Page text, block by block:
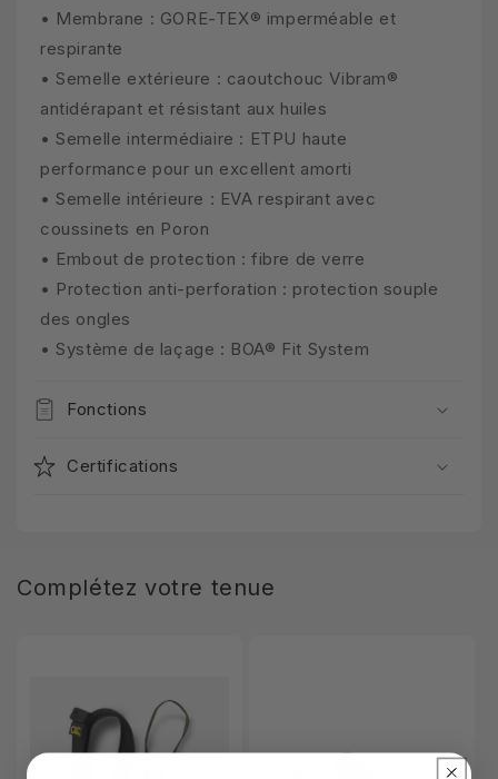
• Membrane : GORE-TEX® imperméable et
respirante
• Semelle extérieure : caoutchouc Vibram®
antidérapant et résistant aux huiles
• Semelle intermédiaire : ETPU haute
performance pour un excellent amorti
• Semelle intérieure : EVA respirant avec
coussinets en Poron
• Embout de protection : fibre de verre
• Protection anti-perforation : protection souple
des ongles
• Système de laçage : BOA® Fit System
Fonctions
Certifications
Complétez votre tenue